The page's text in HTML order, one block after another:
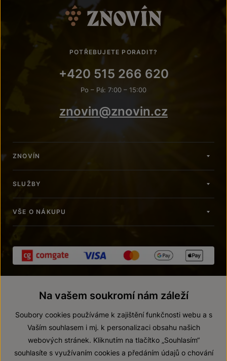
POTŘEBUJETE PORADIT?
+420 515 266 620
Po – Pá: 7:00 – 15:00
znovin@znovin.cz
ZNOVÍN
SLUŽBY
VŠE O NÁKUPU
© 2026 ZNOVÍN ZNOJMO, a. s.
Na vašem soukromí nám záleží
Soubory cookies používáme k zajištění funkčnosti webu a s
Vaším souhlasem i mj. k personalizaci obsahu našich
webových stránek. Kliknutím na tlačítko „Souhlasím“
souhlasíte s využívaním cookies a předáním údajů o chování